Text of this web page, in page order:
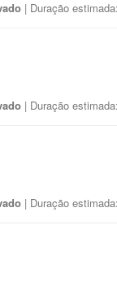
| Duração estimada:
| Duração estimada:
| Duração estimada: